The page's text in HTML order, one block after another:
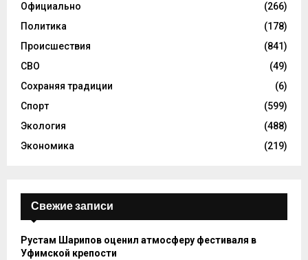
Официально
(266)
Политика
(178)
Происшествия
(841)
СВО
(49)
Сохраняя традиции
(6)
Спорт
(599)
Экология
(488)
Экономика
(219)
Свежие записи
Рустам Шарипов оценил атмосферу фестиваля в
Уфимской крепости